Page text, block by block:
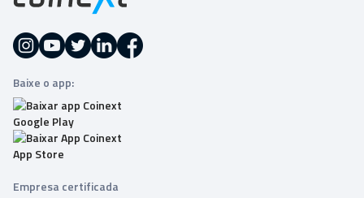
Baixe o app:
Empresa certificada